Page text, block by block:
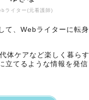
ライター(元看護師)
て、Webライターに転身
体ケアなど楽しく暮らす
立てるような情報を発信